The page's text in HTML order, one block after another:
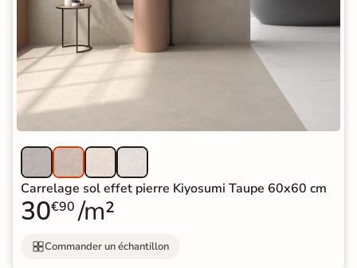
Carrelage sol effet pierre Kiyosumi Taupe 60x60 cm
30€90 /m²
Commander un échantillon